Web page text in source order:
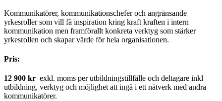
Kommunikatörer, kommunikationschefer och angränsande
yrkesroller som vill få inspiration kring kraft kraften i intern
kommunikation men framförallt konkreta verktyg som stärker
yrkesrollen och skapar värde för hela organisationen.
Pris:
12 900 kr exkl. moms per utbildningstillfälle och deltagare inkl
utbildning, verktyg och möjlighet att ingå i ett nätverk med andra
kommunikatörer.